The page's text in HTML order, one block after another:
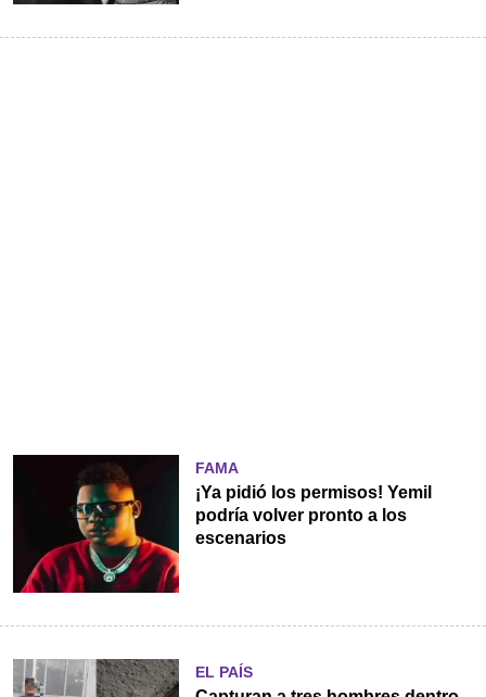
FAMA
¡Ya pidió los permisos! Yemil
podría volver pronto a los
escenarios
EL PAÍS